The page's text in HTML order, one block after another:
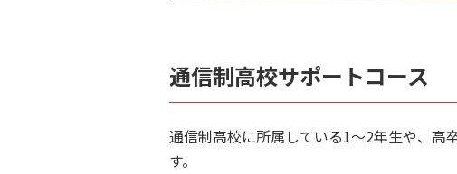
通信制高校サポートコース
通信制高校に所属している1〜2年生や、高
す。